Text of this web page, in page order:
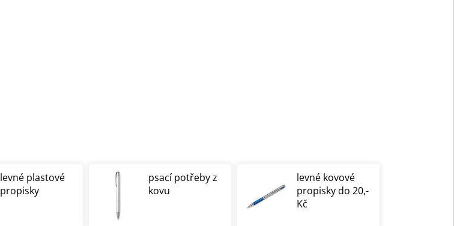
levné plastové
propisky
psací potřeby z
kovu
levné kovové
propisky do 20,-
Kč